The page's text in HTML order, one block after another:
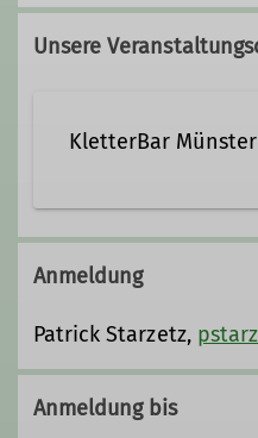
Trainer*in C
Trainer*in C
Unsere
KletterBar Münster
Grevener Str.
48159 Münster
Anmeldung
Patrick Starzetz,
Anmeldung bis